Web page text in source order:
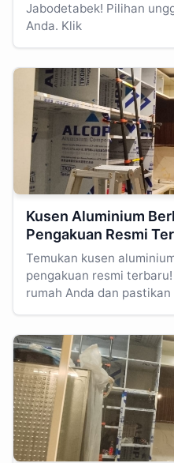
Jabodetabek! Pilihan
Anda. Klik
Kusen Aluminium
Pengakuan Resmi
Temukan kusen
pengakuan resmi
rumah Anda dan pastikan